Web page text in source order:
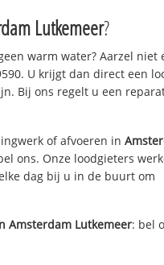
Lutkemeer?
warm water? Aarzel niet
U krijgt dan direct een
Bij ons regelt u een
of afvoeren in
ons. Onze loodgieters
dag bij u in de buurt om
Amsterdam Lutkemeer: bel